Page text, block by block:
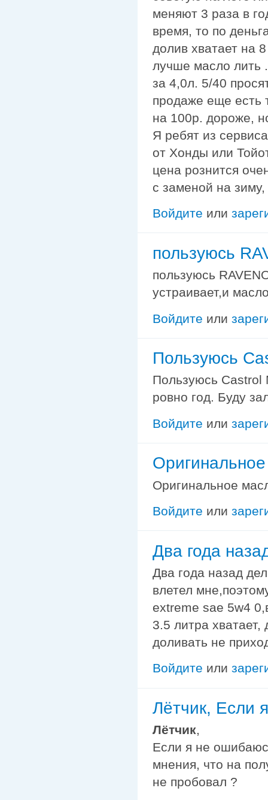
меняют 3 раза в
время, то по
долив хватает на
лучше масло лить
за 4,0л. 5/40
продаже еще есть
на 100р. дороже,
Я ребят из
от Хонды или
цена рознится
с заменой на
Войдите или
пользуюсь
пользуюсь
устраивает,и
Войдите или
Пользуюсь
Пользуюсь Castrol
ровно год. Буду
Войдите или
Оригинальное
Войдите или
Два года
Два года назад
влетел
extreme sae 5w4
3.5 литра
доливать не
Войдите или
Лётчик, Если
Лётчик,
Если я не
мнения, что на
не пробовал ?